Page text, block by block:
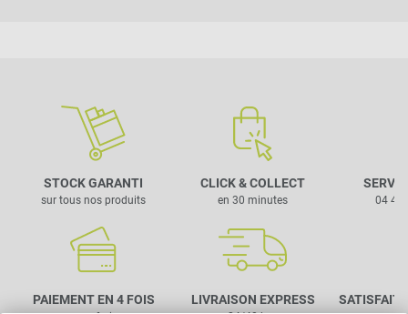
STOCK GARANTI
sur tous nos produits
CLICK & COLLECT
en 30 minutes
PAIEMENT EN 4 FOIS LIVRAISON EXPRESS
04 42
SATISFAIT